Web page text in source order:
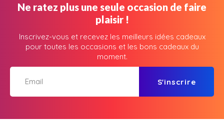
Ne ratez plus une seule occasion de faire
plaisir !
Inscrivez-vous et recevez les meilleurs idées cadeaux
pour toutes les occasions et les bons cadeaux du
moment.
S'inscrire